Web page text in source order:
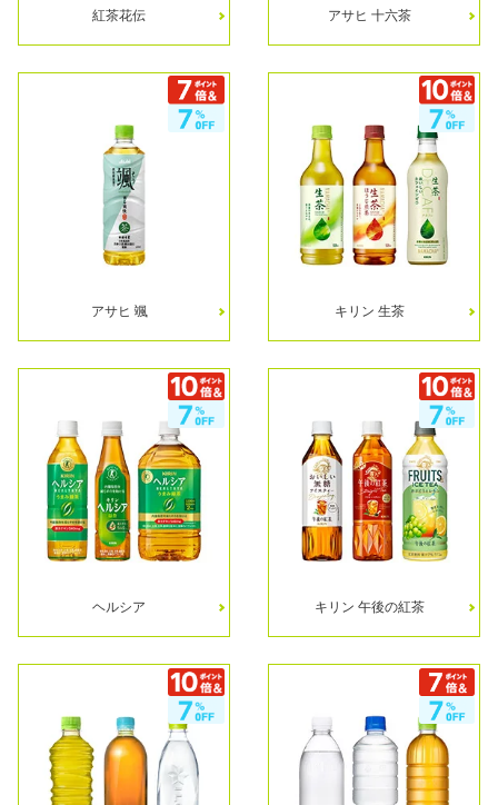
紅茶花伝 アサヒ 十六茶
アサヒ 颯 キリン 生茶
ヘルシア キリン 午後の紅茶